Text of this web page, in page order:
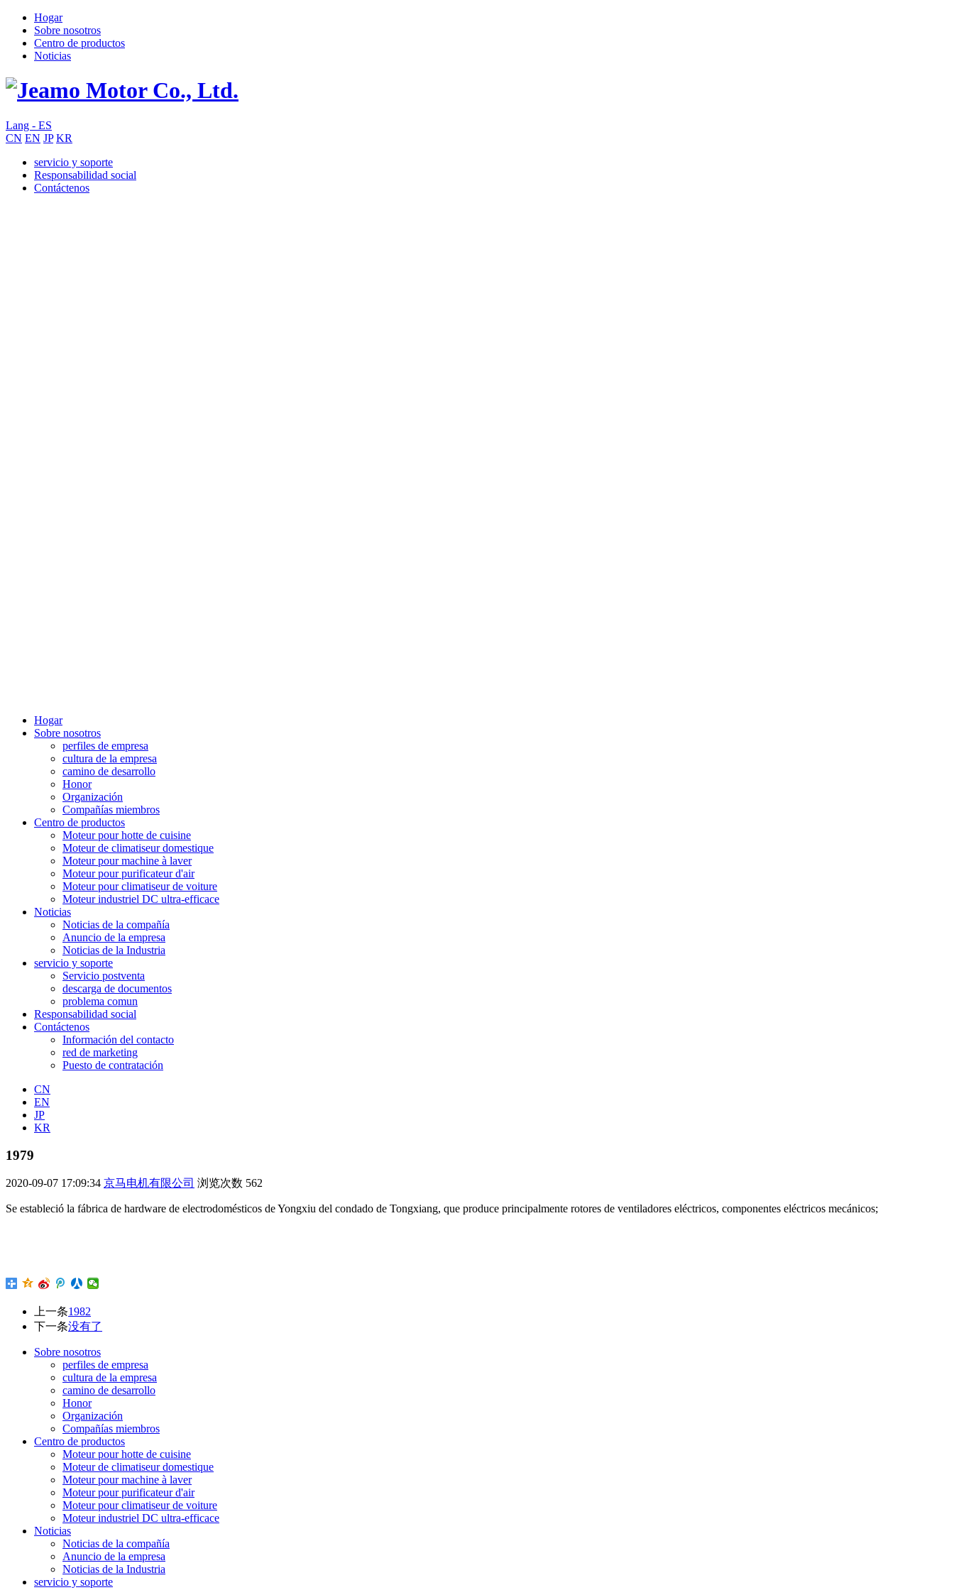
Hogar
Sobre nosotros
Centro de productos
Noticias
Lang - ES
CN EN JP KR
servicio y soporte
Responsabilidad social
Contáctenos
Hogar
Sobre nosotros
perfiles de empresa
cultura de la empresa
camino de desarrollo
Honor
Organización
Compañías miembros
Centro de productos
Moteur pour hotte de cuisine
Moteur de climatiseur domestique
Moteur pour machine à laver
Moteur pour purificateur d'air
Moteur pour climatiseur de voiture
Moteur industriel DC ultra-efficace
Noticias
Noticias de la compañía
Anuncio de la empresa
Noticias de la Industria
servicio y soporte
Servicio postventa
descarga de documentos
problema comun
Responsabilidad social
Contáctenos
Información del contacto
red de marketing
Puesto de contratación
CN
EN
JP
KR
1979
2020-09-07 17:09:34 京马电机有限公司 浏览次数 562
Se estableció la fábrica de hardware de electrodomésticos de Yongxiu del condado de Tongxiang, que produce principalmente rotores de ventiladores eléctricos, componentes eléctricos mecánicos;
上一条1982
下一条没有了
Sobre nosotros
perfiles de empresa
cultura de la empresa
camino de desarrollo
Honor
Organización
Compañías miembros
Centro de productos
Moteur pour hotte de cuisine
Moteur de climatiseur domestique
Moteur pour machine à laver
Moteur pour purificateur d'air
Moteur pour climatiseur de voiture
Moteur industriel DC ultra-efficace
Noticias
Noticias de la compañía
Anuncio de la empresa
Noticias de la Industria
servicio y soporte